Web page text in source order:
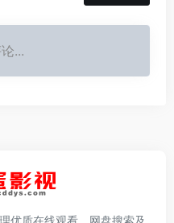
...
优质在线观看、网盘搜索及